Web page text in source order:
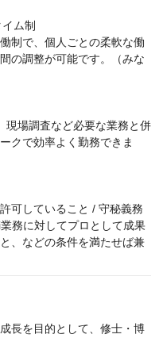
ム制
制で、個人ごとの柔軟な働
の調整が可能です。（みな
現場調査など必要な業務と併
クで効率よく勤務できま
可していること / 守秘義務
務に対してプロとして成果
、などの条件を満たせば兼
長を目的として、修士・博